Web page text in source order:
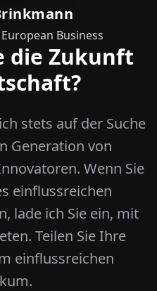
Business
die Zukunft
stets auf der Suche
Generation von
Wenn Sie
einflussreichen
lade ich Sie ein, mit
Teilen Sie Ihre
einflussreichen